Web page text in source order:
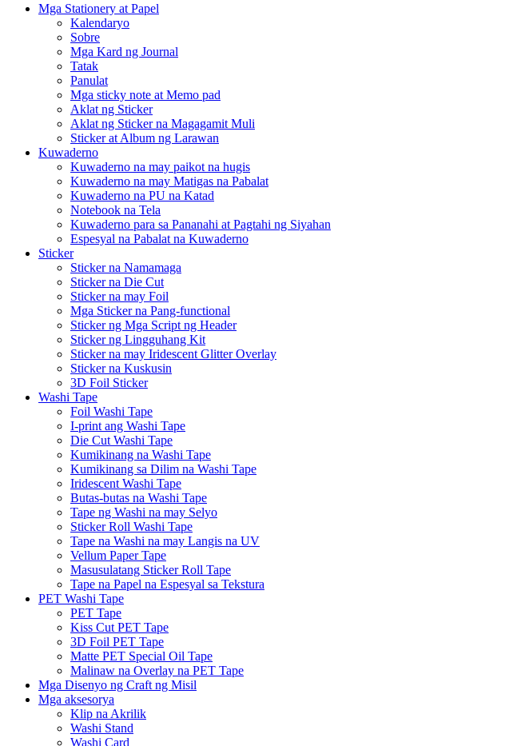
Mga Stationery at Papel
Kalendaryo
Sobre
Mga Kard ng Journal
Tatak
Panulat
Mga sticky note at Memo pad
Aklat ng Sticker
Aklat ng Sticker na Magagamit Muli
Sticker at Album ng Larawan
Kuwaderno
Kuwaderno na may paikot na hugis
Kuwaderno na may Matigas na Pabalat
Kuwaderno na PU na Katad
Notebook na Tela
Kuwaderno para sa Pananahi at Pagtahi ng Siyahan
Espesyal na Pabalat na Kuwaderno
Sticker
Sticker na Namamaga
Sticker na Die Cut
Sticker na may Foil
Mga Sticker na Pang-functional
Sticker ng Mga Script ng Header
Sticker ng Lingguhang Kit
Sticker na may Iridescent Glitter Overlay
Sticker na Kuskusin
3D Foil Sticker
Washi Tape
Foil Washi Tape
I-print ang Washi Tape
Die Cut Washi Tape
Kumikinang na Washi Tape
Kumikinang sa Dilim na Washi Tape
Iridescent Washi Tape
Butas-butas na Washi Tape
Tape ng Washi na may Selyo
Sticker Roll Washi Tape
Tape na Washi na may Langis na UV
Vellum Paper Tape
Masusulatang Sticker Roll Tape
Tape na Papel na Espesyal sa Tekstura
PET Washi Tape
PET Tape
Kiss Cut PET Tape
3D Foil PET Tape
Matte PET Special Oil Tape
Malinaw na Overlay na PET Tape
Mga Disenyo ng Craft ng Misil
Mga aksesorya
Klip na Akrilik
Washi Stand
Washi Card